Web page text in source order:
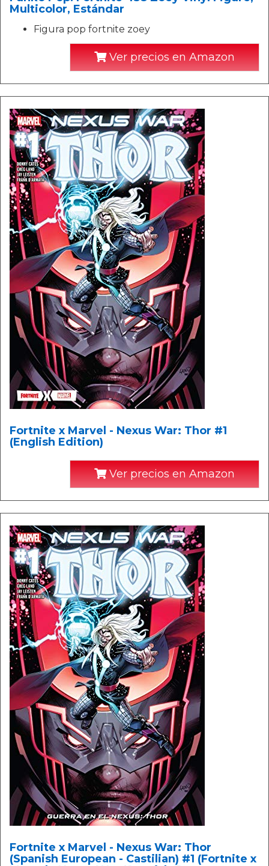
Multicolor, Estándar
Figura pop fortnite zoey
Ver precios en Amazon
Fortnite x Marvel - Nexus War: Thor #1
(English Edition)
Ver precios en Amazon
Fortnite x Marvel - Nexus War: Thor
(Spanish European - Castilian) #1 (Fortnite x